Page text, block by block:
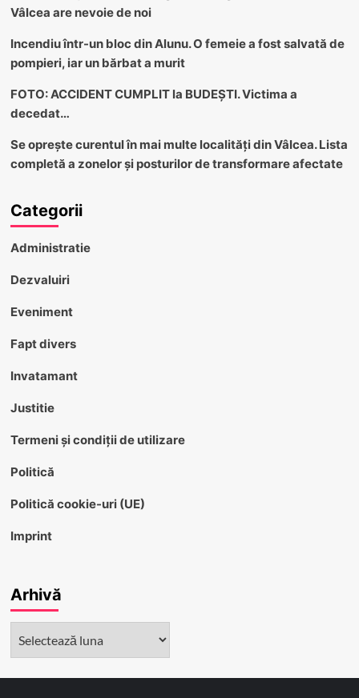
Vâlcea are nevoie de noi
Incendiu într-un bloc din Alunu. O femeie a fost salvată de
pompieri, iar un bărbat a murit
FOTO: ACCIDENT CUMPLIT la BUDEȘTI. Victima a
decedat…
Se oprește curentul în mai multe localități din Vâlcea. Lista
completă a zonelor și posturilor de transformare afectate
Categorii
Administratie
Dezvaluiri
Eveniment
Fapt divers
Invatamant
Justitie
Termeni și condiții de utilizare
Politică
Politică cookie-uri (UE)
Imprint
Arhivă